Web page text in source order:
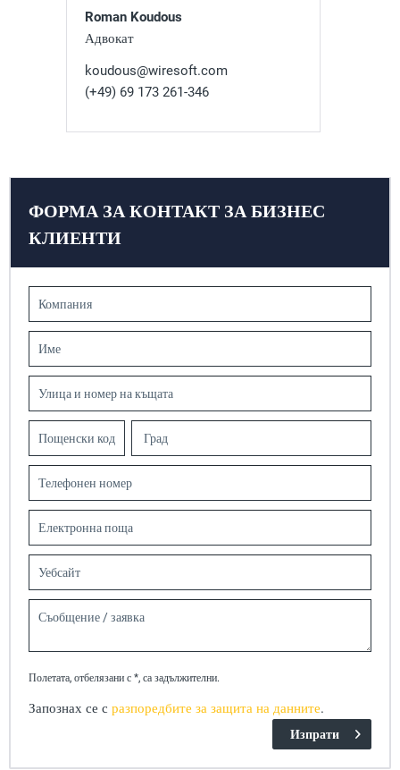
Roman Koudous
Адвокат
koudous@wiresoft.com
(+49) 69 173 261-346
ФОРМА ЗА КОНТАКТ ЗА БИЗНЕС
КЛИЕНТИ
Полетата, отбелязани с *, са задължителни.
Запознах се с разпоредбите за защита на данните.
Изпрати